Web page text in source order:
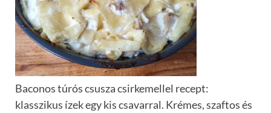
Baconos túrós csusza csirkemellel recept:
klasszikus ízek egy kis csavarral. Krémes, szaftos és